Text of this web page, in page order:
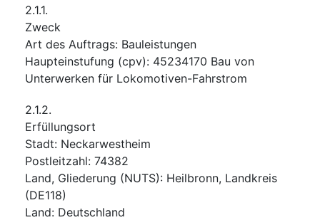
2.1.1.
Zweck
Art des Auftrags: Bauleistungen
Haupteinstufung (cpv): 45234170 Bau von
Unterwerken für Lokomotiven-Fahrstrom
2.1.2.
Erfüllungsort
Stadt: Neckarwestheim
Postleitzahl: 74382
Land, Gliederung (NUTS): Heilbronn, Landkreis
(DE118)
Land: Deutschland